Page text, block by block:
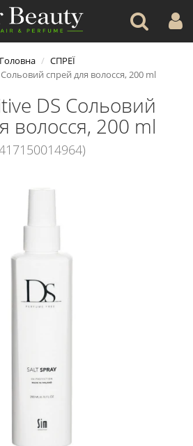
Головна
СПРЕЇ
спрей для волосся, 200 ml
DS Сольовий
волосся, 200 ml